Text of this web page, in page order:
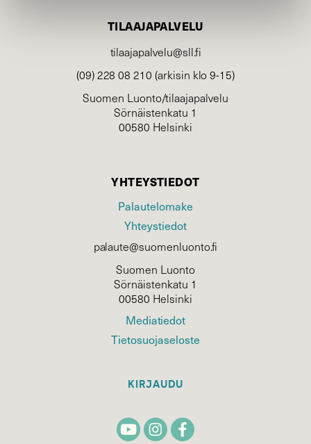
TILAAJAPALVELU
tilaajapalvelu@sll.fi
(09) 228 08 210 (arkisin klo 9-15)
Suomen Luonto/tilaajapalvelu
Sörnäistenkatu 1
00580 Helsinki
YHTEYSTIEDOT
Palautelomake
Yhteystiedot
palaute@suomenluonto.fi
Suomen Luonto
Sörnäistenkatu 1
00580 Helsinki
Mediatiedot
Tietosuojaseloste
KIRJAUDU